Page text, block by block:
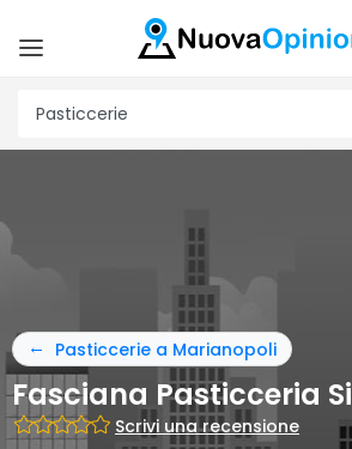
Pasticcerie a Marianopoli
Fasciana Pasticceria
Scrivi una recensione